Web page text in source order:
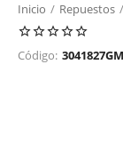
Inicio / Repuestos /
Condensador Y
Código: